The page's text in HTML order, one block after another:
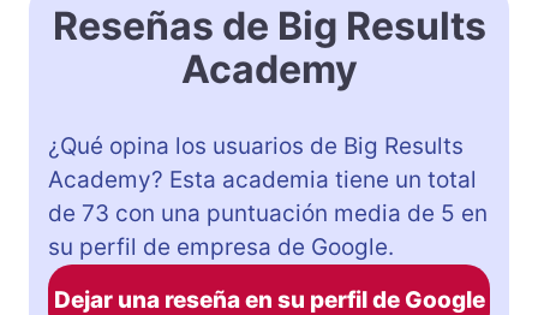
Reseñas de Big Results
Academy
¿Qué opina los usuarios de Big Results
Academy? Esta academia tiene un total
de 73 con una puntuación media de 5 en
su perfil de empresa de Google.
Dejar una reseña en su perfil de Google